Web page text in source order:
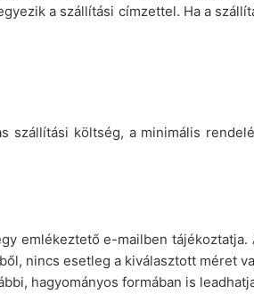
a szállítási címzettel. Ha a
szállítási költség, a minimális
emlékeztető e-mailben
nincs esetleg a kiválasztott méret
hagyományos formában is